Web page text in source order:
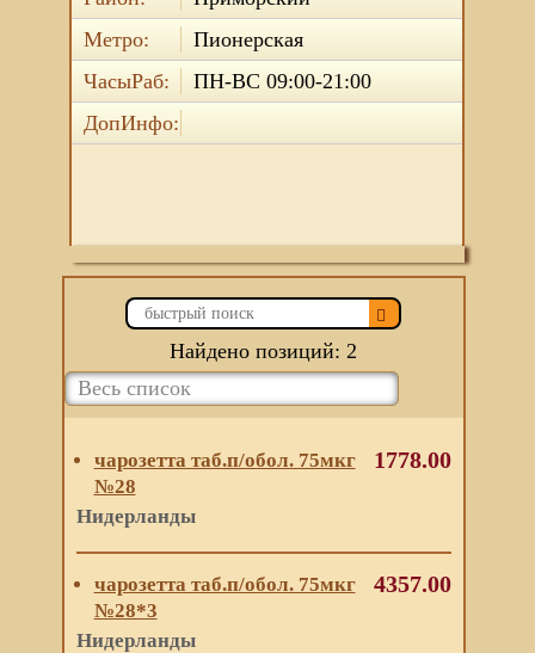
Метро:
Пионерская
ЧасыРаб:
ПН-ВС 09:00-21:00
ДопИнфо:
Найдено позиций: 2
чарозетта таб.п/обол. 75мкг
№28
Нидерланды
1778.00
чарозетта таб.п/обол. 75мкг
№28*3
Нидерланды
4357.00